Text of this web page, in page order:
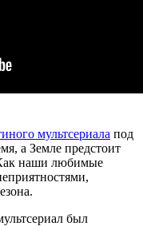
мультсериала под
а Земле предстоит
наши любимые
был